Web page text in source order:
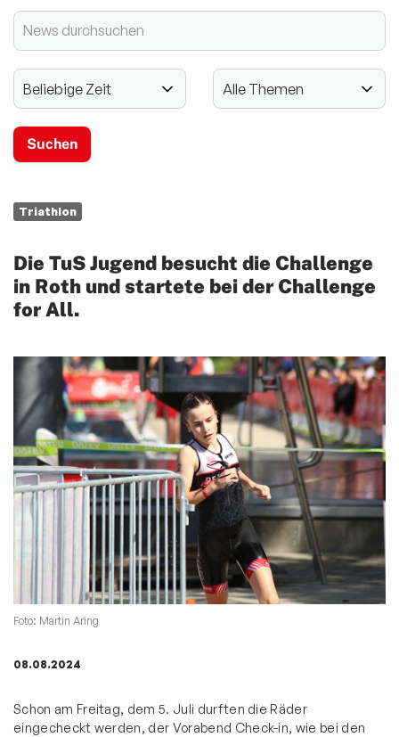
Triathlon
Die TuS Jugend besucht die Challenge
in Roth und startete bei der Challenge
for All.
Foto: Martin Aring
08.08.2024
Schon am Freitag, dem 5. Juli durften die Räder
eingecheckt werden, der Vorabend Check-in, wie bei den
2024 - 125-jähriges Jubiläum
Vereinssport
Mitglieder-Service